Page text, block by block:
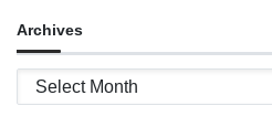
Archives
Archives